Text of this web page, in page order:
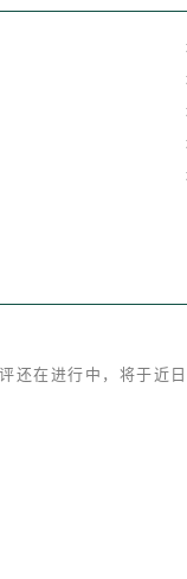
还在进行中，将于近日